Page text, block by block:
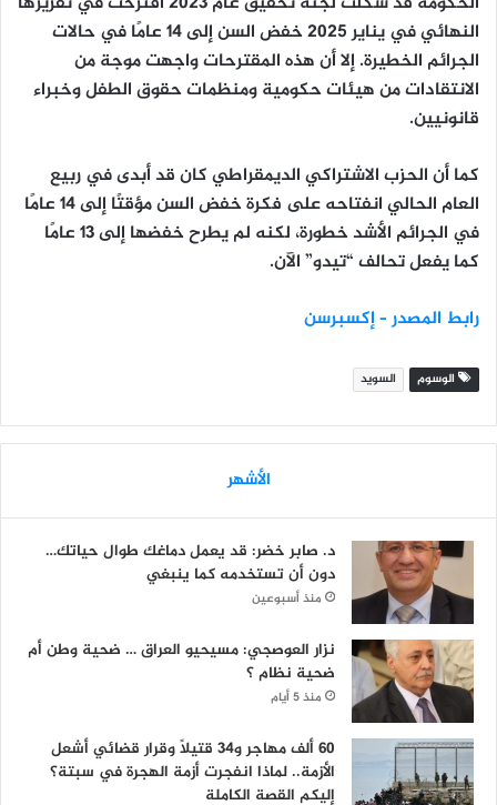
النهائي في يناير 2025 خفض السن إلى 14 عامًا في حالات
الجرائم الخطيرة. إلا أن هذه المقترحات واجهت موجة من
الانتقادات من هيئات حكومية ومنظمات حقوق الطفل وخبراء
قانونيين.
كما أن الحزب الاشتراكي الديمقراطي كان قد أبدى في ربيع
العام الحالي انفتاحه على فكرة خفض السن مؤقتًا إلى 14 عامًا
في الجرائم الأشد خطورة، لكنه لم يطرح خفضها إلى 13 عامًا
كما يفعل تحالف “تيدو” الآن.
رابط المصدر – إكسبرسن
الوسوم السويد
الأشهر
د. صابر خضر: قد يعمل دماغك طوال حياتك…
دون أن تستخدمه كما ينبغي
منذ أسبوعين
نزار العوصجي: مسيحيو العراق … ضحية وطن أم
ضحية نظام ؟
منذ 5 أيام
60 ألف مهاجر و34 قتيلاً وقرار قضائي أشعل
الأزمة.. لماذا انفجرت أزمة الهجرة في سبتة؟
إليكم القصة الكاملة